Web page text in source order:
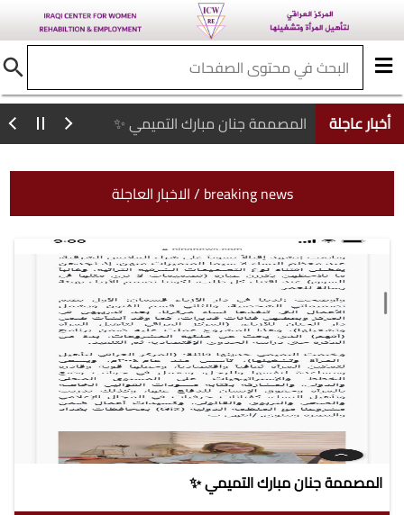
أخبار عاجلة المصممة جنان مبارك التميمي ✨
الاخبار العاجلة / breaking news
المصممة جنان مبارك التميمي ✨